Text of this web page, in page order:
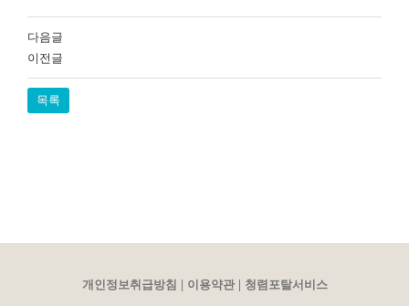
다음글
이전글
목록
개인정보취급방침 이용약관| 청렴포탈서비스